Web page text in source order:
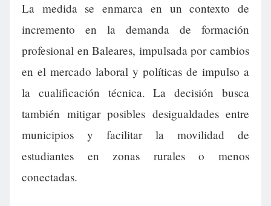
La medida se enmarca en un contexto de
incremento en la demanda de formación
profesional en Baleares, impulsada por cambios
en el mercado laboral y políticas de impulso a
la cualificación técnica. La decisión busca
también mitigar posibles desigualdades entre
municipios y facilitar la movilidad de
estudiantes en zonas rurales o menos
conectadas.